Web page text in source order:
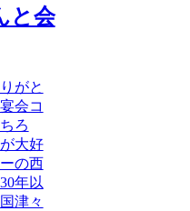
と会
がと
会コ
ろ
大好
の西
年以
津々